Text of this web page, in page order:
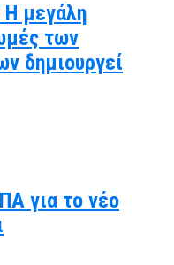
Η μεγάλη
των
δημιουργεί
για το νέο